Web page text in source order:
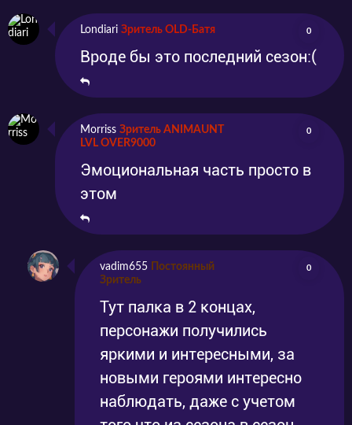
Londiari Зритель OLD-Батя 0
Вроде бы это последний сезон:(
Morriss Зритель ANIMAUNT
LVL OVER9000
0
Эмоциональная часть просто в
этом
vadim655
Постоянный
Зритель
0
Тут палка в 2 концах,
персонажи получились
яркими и интересными, за
новыми героями интересно
наблюдать, даже с учетом